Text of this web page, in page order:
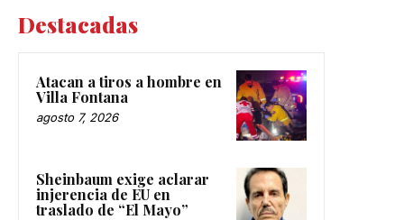
Destacadas
Atacan a tiros a hombre en
Villa Fontana
agosto 7, 2026
Sheinbaum exige aclarar
injerencia de EU en
traslado de “El Mayo”